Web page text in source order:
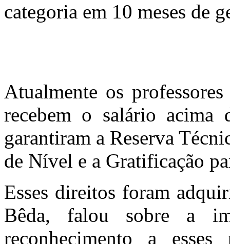
categoria em 10 meses de
Atualmente os
recebem o salário acima
garantiram a Reserva
de Nível e a Gratificação
Esses direitos foram
Bêda, falou sobre a
reconhecimento a esses